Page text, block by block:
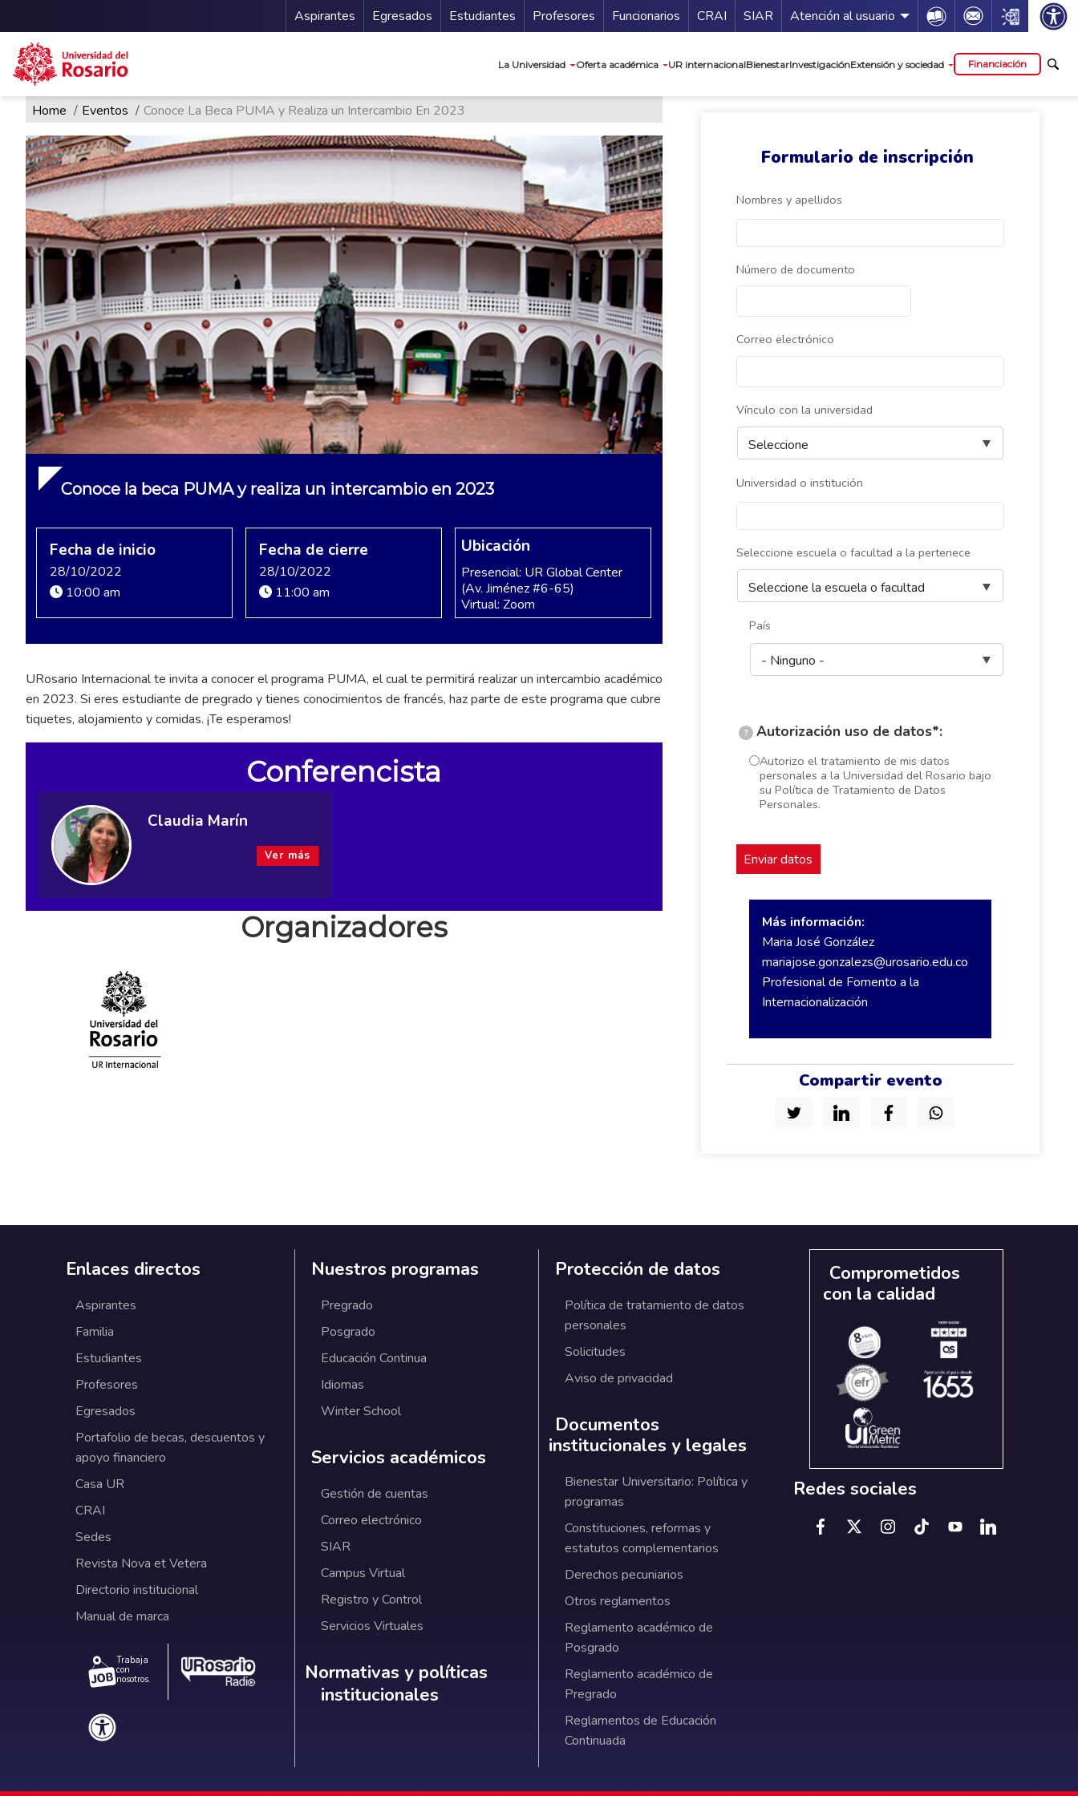
Pasar al contenido principal
Menu Secundario
Aspirantes Egresados Estudiantes Profesores Funcionarios Guía de servicios
CRAI SIAR Atención al usuario Icon Icon Icon
La Universidad Oferta académica UR internacionalBienestarInvestigaciónExtensión y sociedad Financiación
Formulario de inscripción
Nombres y apellidos
Número de documento
Correo electrónico
Vínculo con la universidad
Universidad o institución
Seleccione escuela o facultad a la pertenece
País
? Autorización uso de datos*:
Autorizo el tratamiento de mis datos
personales a la Universidad del Rosario bajo
su Política de Tratamiento de Datos
Personales.
Más información:
Maria José González
mariajose.gonzalezs@urosario.edu.co
Profesional de Fomento a la
Internacionalización
Compartir evento
Ruta de navegación
Home Eventos Conoce La Beca PUMA y Realiza un Intercambio En 2023
Conoce la beca PUMA y realiza un intercambio en 2023
Fecha de inicio
28/10/2022
10:00 am
Fecha de cierre
28/10/2022
11:00 am
Ubicación
Presencial: UR Global Center
(Av. Jiménez #6-65)
Virtual: Zoom
URosario Internacional te invita a conocer el programa PUMA, el cual te permitirá realizar un intercambio académico
en 2023. Si eres estudiante de pregrado y tienes conocimientos de francés, haz parte de este programa que cubre
tiquetes, alojamiento y comidas. ¡Te esperamos!
Conferencista
Claudia Marín
Ver más
Organizadores
Enlaces directos
Aspirantes
Familia
Estudiantes
Profesores
Egresados
Portafolio de becas, descuentos y
apoyo financiero
Casa UR
CRAI
Sedes
Revista Nova et Vetera
Directorio institucional
Manual de marca
Trabaja
con
nosotros.
Nuestros programas
Pregrado
Posgrado
Educación Continua
Idiomas
Winter School
Servicios académicos
Gestión de cuentas
Correo electrónico
SIAR
Campus Virtual
Registro y Control
Servicios Virtuales
Normativas y políticas institucionales
Normativas y políticas
institucionales
Protección de datos
Política de tratamiento de datos
personales
Solicitudes
Aviso de privacidad
Documentos
institucionales y legales
Bienestar Universitario: Política y
programas
Constituciones, reformas y
estatutos complementarios
Derechos pecuniarios
Otros reglamentos
Reglamento académico de
Posgrado
Reglamento académico de
Pregrado
Reglamentos de Educación
Continuada
Comprometidos
con la calidad
Redes sociales